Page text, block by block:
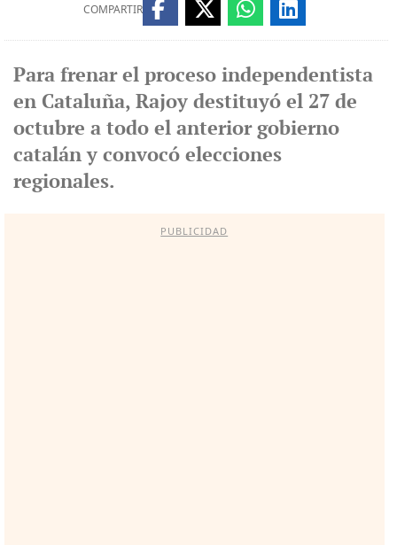
COMPARTIR
Para frenar el proceso independentista
en Cataluña, Rajoy destituyó el 27 de
octubre a todo el anterior gobierno
catalán y convocó elecciones
regionales.
PUBLICIDAD